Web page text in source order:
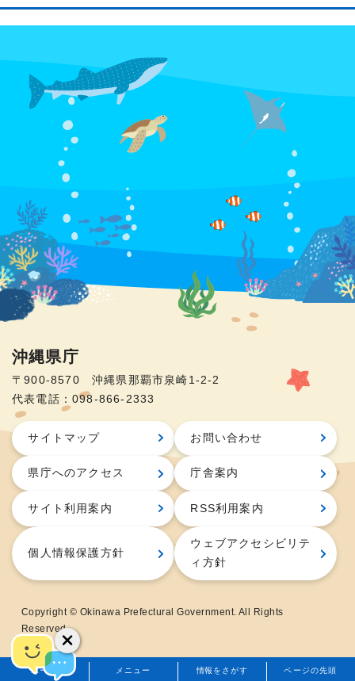
メニュー
ホーム 情報をさがす ページの先頭
沖縄県庁
〒900-8570 沖縄県那覇市泉崎1-2-2
代表電話：098-866-2333
サイトマップ お問い合わせ
県庁へのアクセス 庁舎案内
サイト利用案内 RSS利用案内
個人情報保護方針
ウェブアクセシビリテ
ィ方針
Copyright © Okinawa Prefectural Government. All Rights
Reserved.